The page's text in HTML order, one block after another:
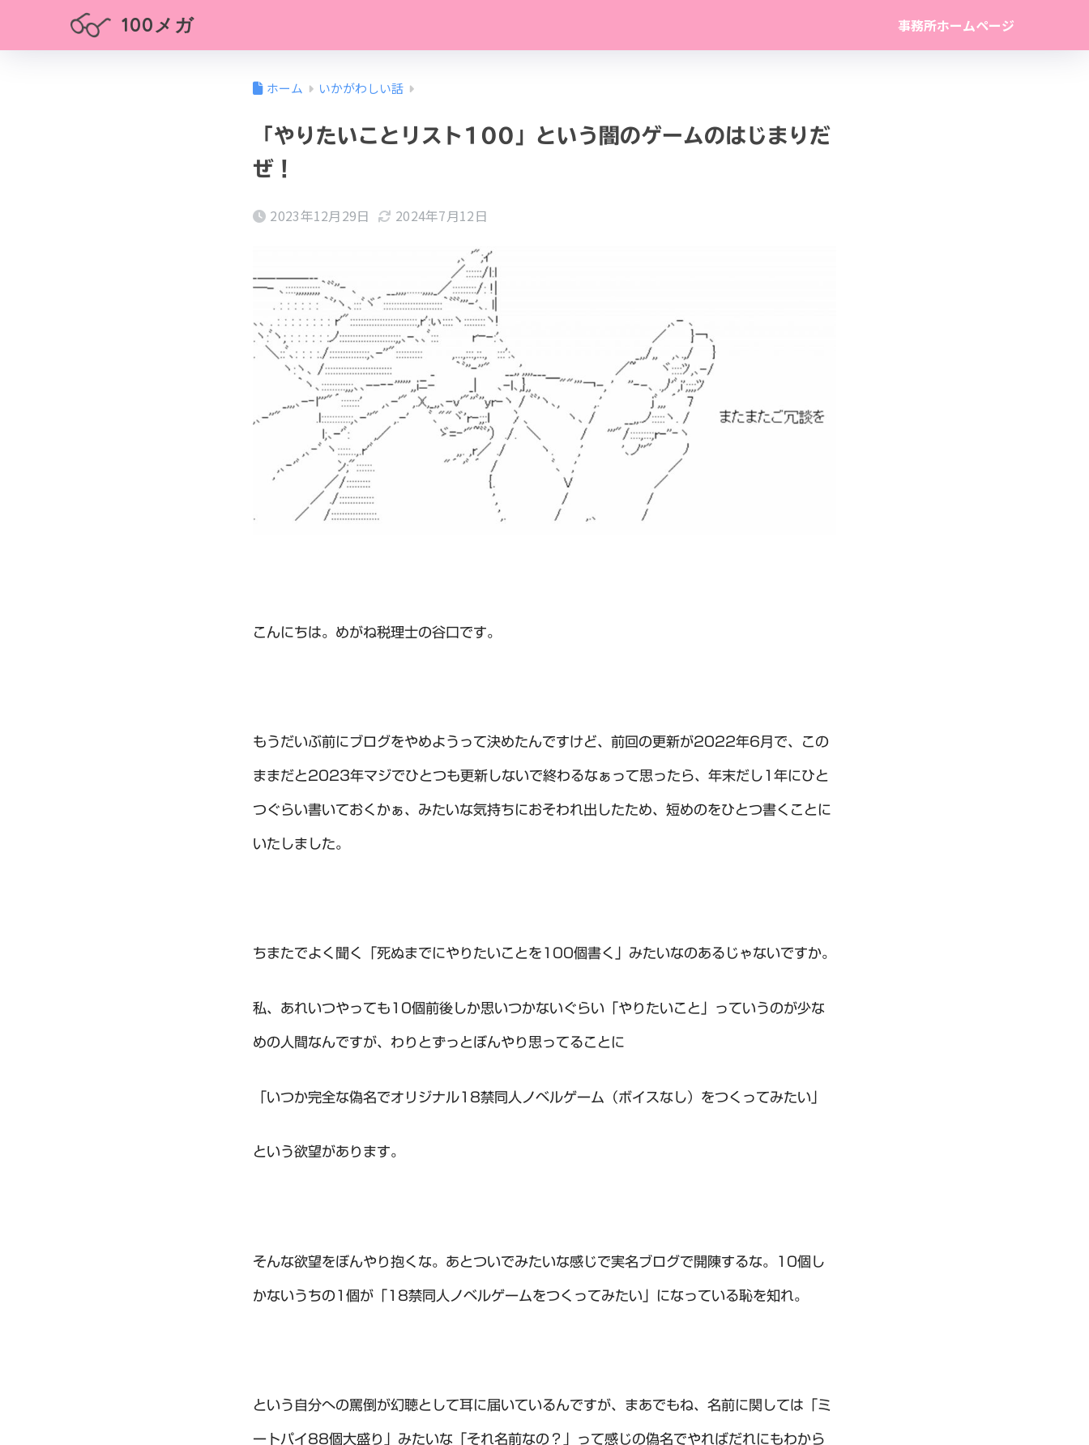
100メガ 事務所ホームページ
ホーム いかがわしい話
「やりたいことリスト100」という闇のゲームのはじまりだ
ぜ！
2023年12月29日 2024年7月12日
こんにちは。めがね税理士の谷口です。
もうだいぶ前にブログをやめようって決めたんですけど、前回の更新が2022年6月で、この
ままだと2023年マジでひとつも更新しないで終わるなぁって思ったら、年末だし1年にひと
つぐらい書いておくかぁ、みたいな気持ちにおそわれ出したため、短めのをひとつ書くことに
いたしました。
ちまたでよく聞く「死ぬまでにやりたいことを100個書く」みたいなのあるじゃないですか。
私、あれいつやっても10個前後しか思いつかないぐらい「やりたいこと」っていうのが少な
めの人間なんですが、わりとずっとぼんやり思ってることに
「いつか完全な偽名でオリジナル18禁同人ノベルゲーム（ボイスなし）をつくってみたい」
という欲望があります。
そんな欲望をぼんやり抱くな。あとついでみたいな感じで実名ブログで開陳するな。10個し
かないうちの1個が「18禁同人ノベルゲームをつくってみたい」になっている恥を知れ。
という自分への罵倒が幻聴として耳に届いているんですが、まあでもね、名前に関しては「ミ
ートパイ88個大盛り」みたいな「それ名前なの？」って感じの偽名でやればだれにもわから